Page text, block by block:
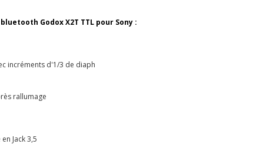
Godox X2T TTL pour Sony :
incréments d'1/3 de diaph
rallumage
Jack 3,5